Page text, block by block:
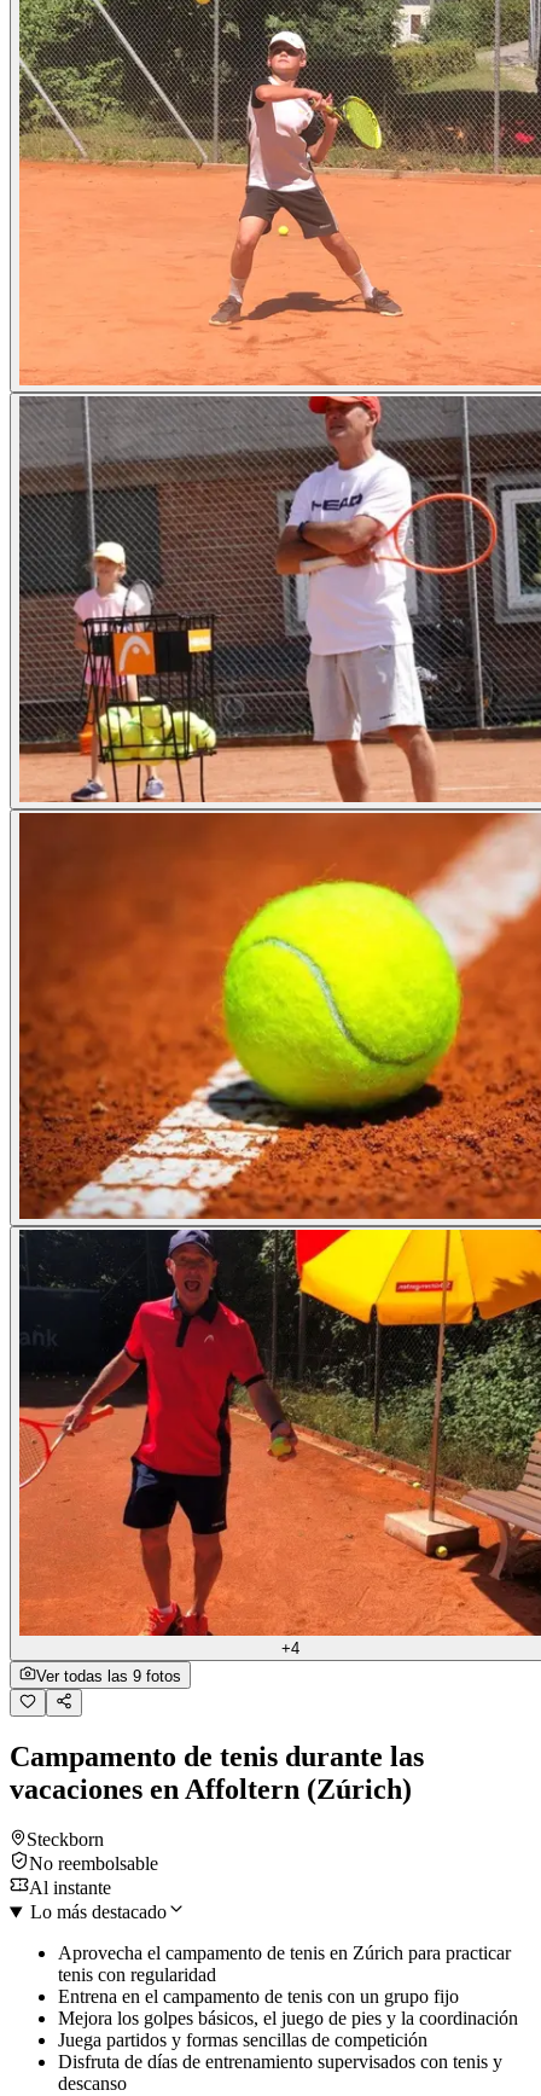
+4
Ver todas las 9 fotos
Campamento de tenis durante las
vacaciones en Affoltern (Zúrich)
Steckborn
No reembolsable
Al instante
Lo más destacado
Aprovecha el campamento de tenis en Zúrich para practicar
tenis con regularidad
Entrena en el campamento de tenis con un grupo fijo
Mejora los golpes básicos, el juego de pies y la coordinación
Juega partidos y formas sencillas de competición
Disfruta de días de entrenamiento supervisados con tenis y
descanso